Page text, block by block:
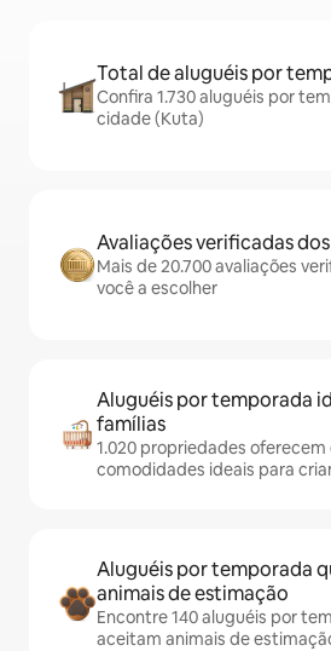
Total de aluguéis por
Confira 1.730 aluguéis por
cidade (Kuta)
Avaliações verificadas
Mais de 20.700 avaliações
você a escolher
Aluguéis por temporada
famílias
1.020 propriedades
comodidades ideais para
Aluguéis por temporada
animais de estimação
Encontre 140 aluguéis por
aceitam animais de